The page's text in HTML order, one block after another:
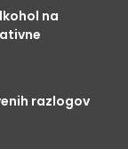
na
razlogov